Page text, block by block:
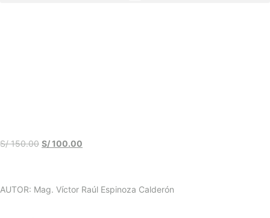
S/150.00 S/100.00
AUTOR: Mag. Víctor Raúl Espinoza Calderón